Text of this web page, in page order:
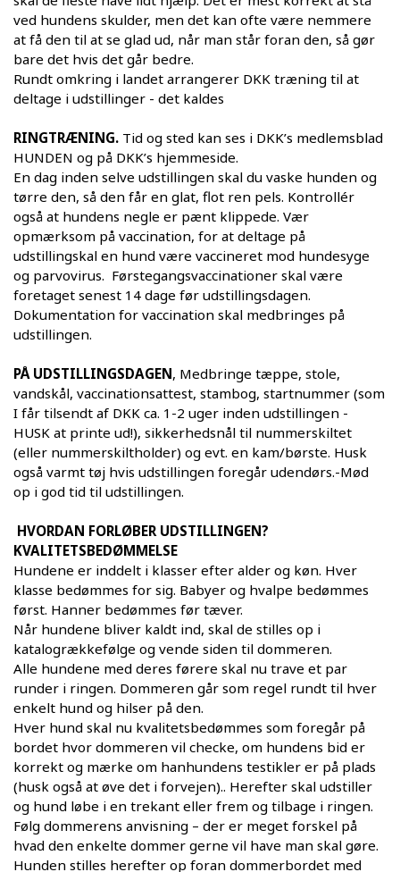
ved hundens skulder, men det kan ofte være nemmere
at få den til at se glad ud, når man står foran den, så gør
bare det hvis det går bedre.
Rundt omkring i landet arrangerer DKK træning til at
deltage i udstillinger - det kaldes
RINGTRÆNING. Tid og sted kan ses i DKK’s medlemsblad
HUNDEN og på DKK’s hjemmeside.
En dag inden selve udstillingen skal du vaske hunden og
tørre den, så den får en glat, flot ren pels. Kontrollér
også at hundens negle er pænt klippede. Vær
opmærksom på vaccination, for at deltage på
udstillingskal en hund være vaccineret mod hundesyge
og parvovirus. Førstegangsvaccinationer skal være
foretaget senest 14 dage før udstillingsdagen.
Dokumentation for vaccination skal medbringes på
udstillingen.
PÅ UDSTILLINGSDAGEN, Medbringe tæppe, stole,
vandskål, vaccinationsattest, stambog, startnummer (som
I får tilsendt af DKK ca. 1-2 uger inden udstillingen -
HUSK at printe ud!), sikkerhedsnål til nummerskiltet
(eller nummerskiltholder) og evt. en kam/børste. Husk
også varmt tøj hvis udstillingen foregår udendørs.-Mød
op i god tid til udstillingen.
HVORDAN FORLØBER UDSTILLINGEN?
KVALITETSBEDØMMELSE
Hundene er inddelt i klasser efter alder og køn. Hver
klasse bedømmes for sig. Babyer og hvalpe bedømmes
først. Hanner bedømmes før tæver.
Når hundene bliver kaldt ind, skal de stilles op i
katalogrækkefølge og vende siden til dommeren.
Alle hundene med deres førere skal nu trave et par
runder i ringen. Dommeren går som regel rundt til hver
enkelt hund og hilser på den.
Hver hund skal nu kvalitetsbedømmes som foregår på
bordet hvor dommeren vil checke, om hundens bid er
korrekt og mærke om hanhundens testikler er på plads
(husk også at øve det i forvejen).. Herefter skal udstiller
og hund løbe i en trekant eller frem og tilbage i ringen.
Følg dommerens anvisning – der er meget forskel på
hvad den enkelte dommer gerne vil have man skal gøre.
Hunden stilles herefter op foran dommerbordet med